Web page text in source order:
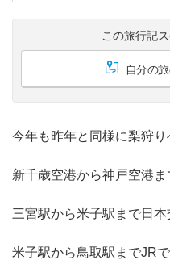
この旅行記
自分の
今年も昨年と同様に梨狩り
新千歳空港から神戸空港ま
三宮駅から米子駅まで日
米子駅から鳥取駅までJR